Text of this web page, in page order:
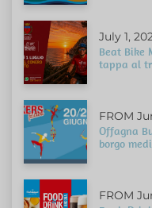
July 1,
Beat Bike
tappa al
FROM
Offagna
borgo
FROM